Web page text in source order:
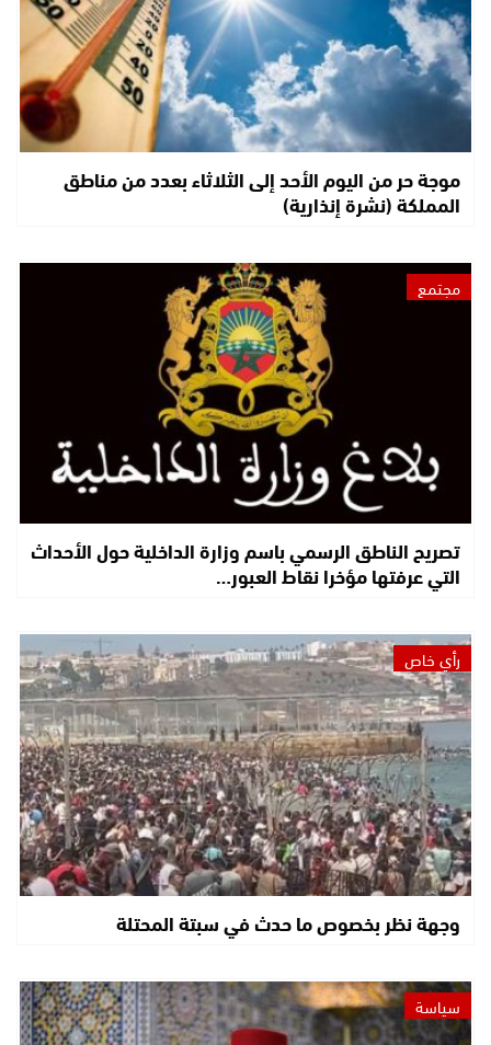
موجة حر من اليوم الأحد إلى الثلاثاء بعدد من مناطق
المملكة (نشرة إنذارية)
مجتمع
تصريح الناطق الرسمي باسم وزارة الداخلية حول الأحداث
التي عرفتها مؤخرا نقاط العبور…
رأي خاص
وجهة نظر بخصوص ما حدث في سبتة المحتلة
سياسة